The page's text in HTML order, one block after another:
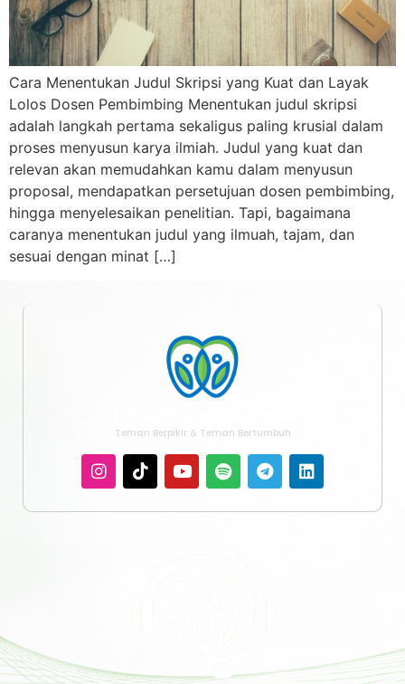
Cara Menentukan Judul Skripsi yang Kuat dan Layak
Lolos Dosen Pembimbing Menentukan judul skripsi
adalah langkah pertama sekaligus paling krusial dalam
proses menyusun karya ilmiah. Judul yang kuat dan
relevan akan memudahkan kamu dalam menyusun
proposal, mendapatkan persetujuan dosen pembimbing,
hingga menyelesaikan penelitian. Tapi, bagaimana
caranya menentukan judul yang ilmuah, tajam, dan
sesuai dengan minat […]
Teman Berpikir & Teman Bertumbuh